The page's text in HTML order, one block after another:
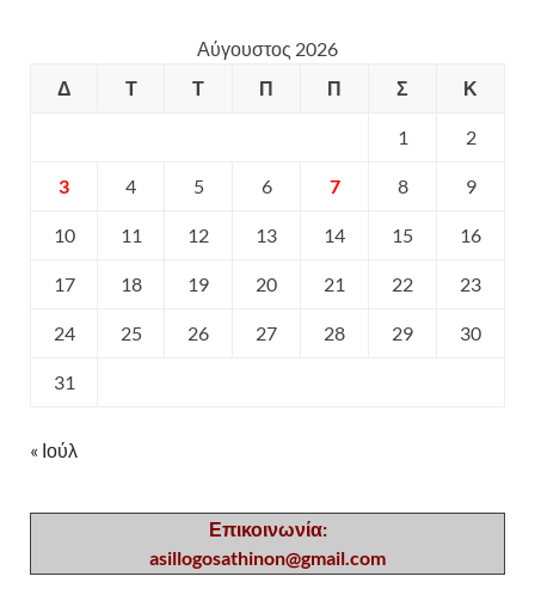
Αύγουστος 2026
Δ
Τ Τ Π Π Σ Κ
1 2
3 4 5 6 7 8 9
10 11 12 13 14 15 16
17 18 19 20 21 22 23
24 25 26 27 28 29 30
31
« Ιούλ
Επικοινωνία:
asillogosathinon@gmail.com